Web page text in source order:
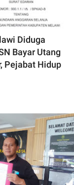
Diduga
Bayar Utang
Pejabat Hidup